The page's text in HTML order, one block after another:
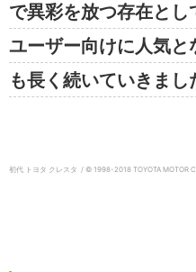
で異彩を放つ存在と
ユーザー向けに人気
も長く続いていきまし
初代 トヨタ クレスタ / © 1998-2018 TOYOTA MOTOR